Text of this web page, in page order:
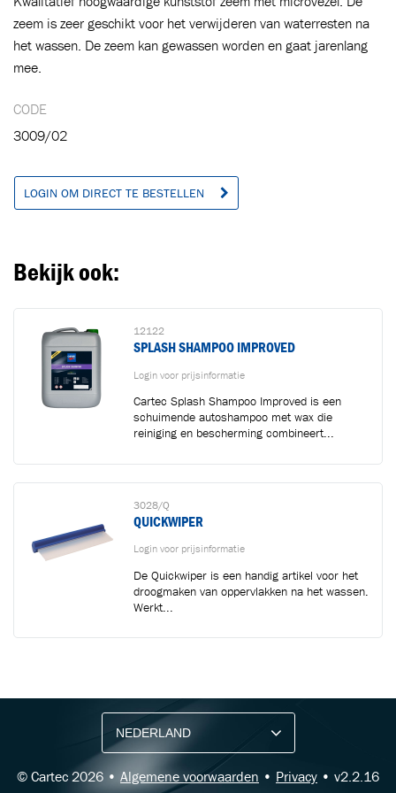
zeem is zeer geschikt voor het verwijderen van waterresten na
het wassen. De zeem kan gewassen worden en gaat jarenlang
mee.
CODE
3009/02
LOGIN OM DIRECT TE BESTELLEN
Bekijk ook:
12122
SPLASH SHAMPOO IMPROVED
Login voor prijsinformatie
Cartec Splash Shampoo Improved is een
schuimende autoshampoo met wax die
reiniging en bescherming combineert...
3028/Q
QUICKWIPER
Login voor prijsinformatie
De Quickwiper is een handig artikel voor het
droogmaken van oppervlakken na het wassen.
Werkt...
© Cartec 2026 • Algemene voorwaarden • Privacy • v2.2.16
VERDER WINKELEN Ga naar winkelwagen
Ontvang vakgerelateerde tips,
aanbiedingen en productupdates van Cartec.